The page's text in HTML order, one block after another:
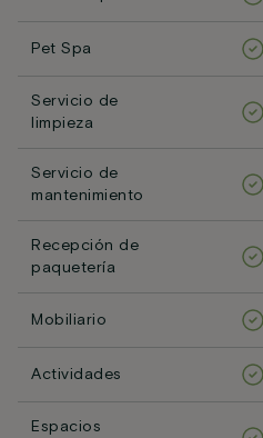
Pet Spa
Servicio de
limpieza
Servicio de
mantenimiento
Recepción de
paquetería
Mobiliario
Actividades
Espacios